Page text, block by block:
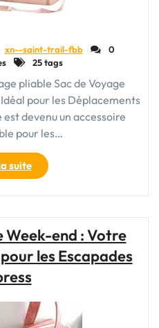
xn--saint-trail-fbb
0
25 tags
pliable Sac de Voyage
pour les Déplacements
devenu un accessoire
pour les…
suite"Le
Sac
de
:
Votre
Pratique
pour
Tous
Week-end : Votre
les Escapades